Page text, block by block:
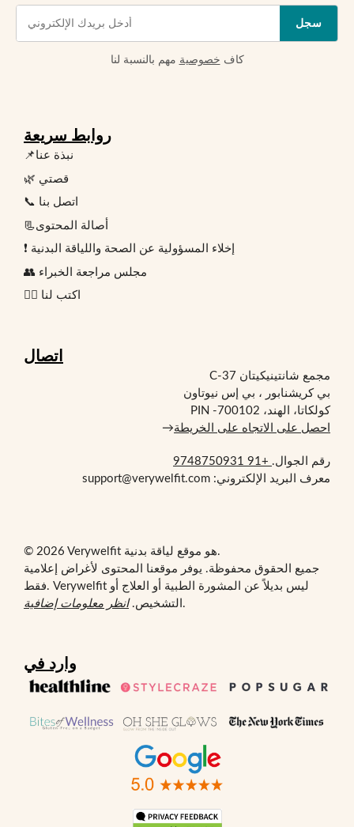
سجل
كاف خصوصية مهم بالنسبة لنا
روابط سريعة
📌نبذة عنا
🌿 قصتي
📞 اتصل بنا
📃أصالة المحتوى
❗ إخلاء المسؤولية عن الصحة واللياقة البدنية
👥 مجلس مراجعة الخبراء
✍🏻 اكتب لنا
اتصال
مجمع شانتينيكيتان C-37
بي كريشنابور ، بي إس نيوتاون
كولكاتا، الهند، PIN -700102
احصل على الاتجاه على الخريطة→
رقم الجوال. +91 9748750931
معرف البريد الإلكتروني: support@verywelfit.com
© 2026 Verywelfit هو موقع لياقة بدنية.
جميع الحقوق محفوظة. يوفر موقعنا المحتوى لأغراض إعلامية
فقط. Verywelfit ليس بديلاً عن المشورة الطبية أو العلاج أو
التشخيص.انظر معلومات إضافية .
وارد في